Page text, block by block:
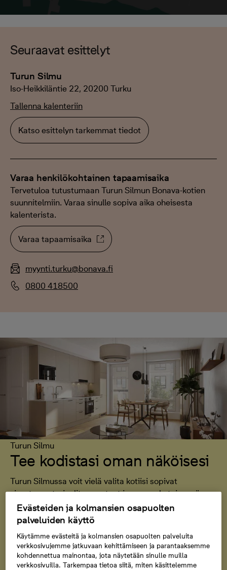
Seuraavat esittelyt
Turun Silmu
Iso-Heikkiläntie 22, 20200 Turku
Tallenna kalenteriin
Katso esittelyn tarkemmat tiedot
Varaa henkilökohtainen tapaamisaika
Tervetuloa tutustumaan Turun Silmun Bonava-kotien
suunnitelmiin. Varaa sinulle sopiva aika oheisesta
kalenterista.
Varaa tapaamisaika
myynti.turku@bonava.fi
0800 418500
Turun Silmu
Tee kodistasi oman näköisesi
Turun Silmussa voit vielä valita kotiisi sopivat
sisustusmateriaalit, varusteet ja osassa koteja myös
vaihtoehtoisen pohjaratkaisun. Tutustu valintoihin ja
suunnittele koti, joka tuntuu omalta heti ensimmäisestä
Tutustu valintoihin
Evästeiden ja kolmansien osapuolten
palveluiden käyttö
Käytämme evästeitä ja kolmansien osapuolten palveluita
verkkosivujemme jatkuvaan kehittämiseen ja parantaaksemme
kohdennettua mainontaa, jota näytetään sinulle muilla
verkkosivuilla. Tarkempaa tietoa siitä, miten käsittelemme